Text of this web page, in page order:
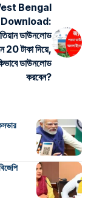
Bengal
ডাউনলোড
20 টাকা দিয়ে,
ডাউনলোড
করবেন?